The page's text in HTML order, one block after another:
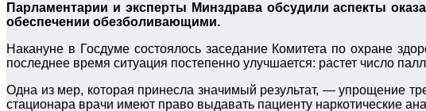
Парламентарии и эксперты Минздрава обсудили аспекты
обеспечении обезболивающими.
Накануне в Госдуме состоялось заседание Комитета по охране
последнее время ситуация постепенно улучшается: растет число
Одна из мер, которая принесла значимый результат, — упрощение
стационара врачи имеют право выдавать пациенту наркотические